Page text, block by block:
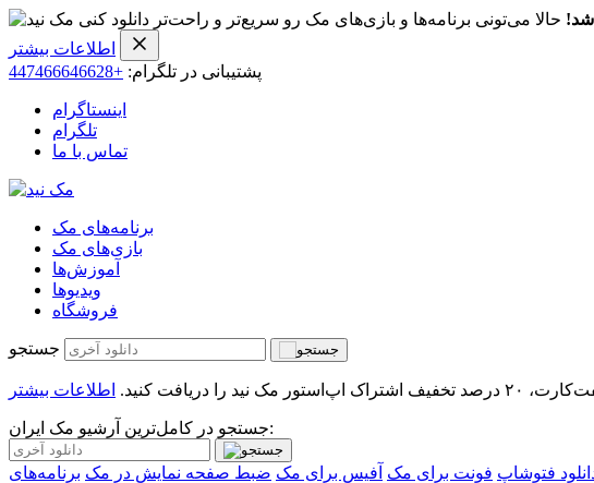
شد! حالا می‌تونی برنامه‌ها و بازی‌های مک رو سریع‌تر و راحت‌تر دانلود کنی
اطلاعات بیشتر
پشتیبانی در تلگرام: +447466646628
اینستاگرام
تلگرام
تماس با ما
برنامه‌های مک
بازی‌های مک
آموزش‌ها
ویدیو‌ها
فروشگاه
جستجو
اطلاعات بیشتر
جستجو در کامل‌ترین آرشیو مک ایران:
فتوشاپ فونت برای مک آفیس برای مک ضبط صفحه نمایش در مک